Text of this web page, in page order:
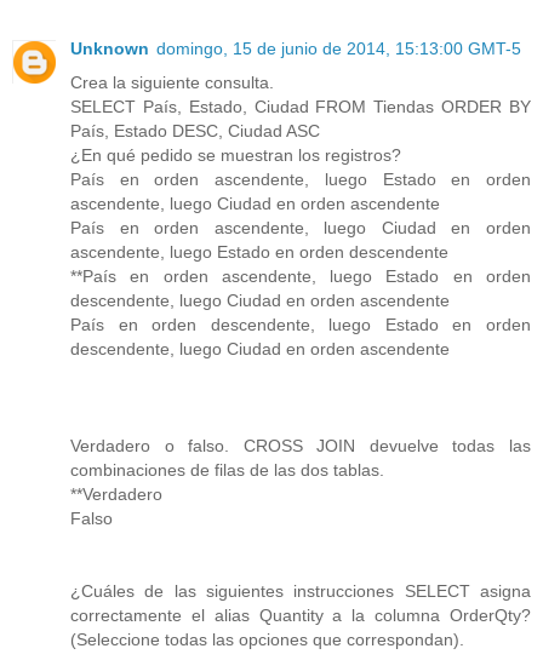
Unknown domingo, 15 de junio de 2014, 15:13:00 GMT-5
Crea la siguiente consulta.
SELECT País, Estado, Ciudad FROM Tiendas ORDER BY
País, Estado DESC, Ciudad ASC
¿En qué pedido se muestran los registros?
País en orden ascendente, luego Estado en orden
ascendente, luego Ciudad en orden ascendente
País en orden ascendente, luego Ciudad en orden
ascendente, luego Estado en orden descendente
**País en orden ascendente, luego Estado en orden
descendente, luego Ciudad en orden ascendente
País en orden descendente, luego Estado en orden
descendente, luego Ciudad en orden ascendente
Verdadero o falso. CROSS JOIN devuelve todas las
combinaciones de filas de las dos tablas.
**Verdadero
Falso
¿Cuáles de las siguientes instrucciones SELECT asigna
correctamente el alias Quantity a la columna OrderQty?
(Seleccione todas las opciones que correspondan).